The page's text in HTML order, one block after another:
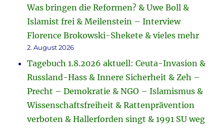
Was bringen die Reformen? & Uwe Boll &
Islamist frei & Meilenstein – Interview
Florence Brokowski-Shekete & vieles mehr
2. August 2026
Tagebuch 1.8.2026 aktuell: Ceuta-Invasion &
Russland-Hass & Innere Sicherheit & Zeh –
Precht – Demokratie & NGO – Islamismus &
Wissenschaftsfreiheit & Rattenprävention
verboten & Hallerforden singt & 1991 SU weg